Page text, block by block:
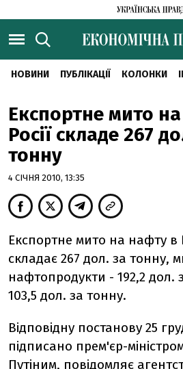
НОВИНИ ПУБЛІКАЦІЇ КОЛОНКИ
Експортне мито
Росії складе 267
тонну
4 СІЧНЯ 2010, 13:35
Експортне мито на нафту в
складає 267 дол. за тонну,
нафтопродукти - 192,2 дол.
103,5 дол. за тонну.
Відповідну постанову 25
підписано прем'єр-
Путіним, повідомляє